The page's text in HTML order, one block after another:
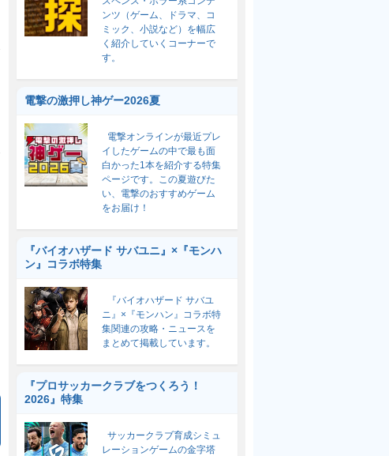
ンツ（ゲーム、ドラマ、コ
ミック、小説など）を幅広
く紹介していくコーナーで
す。
電撃の激押し神ゲー2026夏
電撃オンラインが最近プレ
イしたゲームの中で最も面
白かった1本を紹介する特集
ページです。この夏遊びた
い、電撃のおすすめゲーム
をお届け！
『バイオハザード サバユニ』×『モンハ
ン』コラボ特集
『バイオハザード サバユ
ニ』×『モンハン』コラボ特
集関連の攻略・ニュースを
まとめて掲載しています。
『プロサッカークラブをつくろう！
2026』特集
サッカークラブ育成シミュ
レーションゲームの金字塔